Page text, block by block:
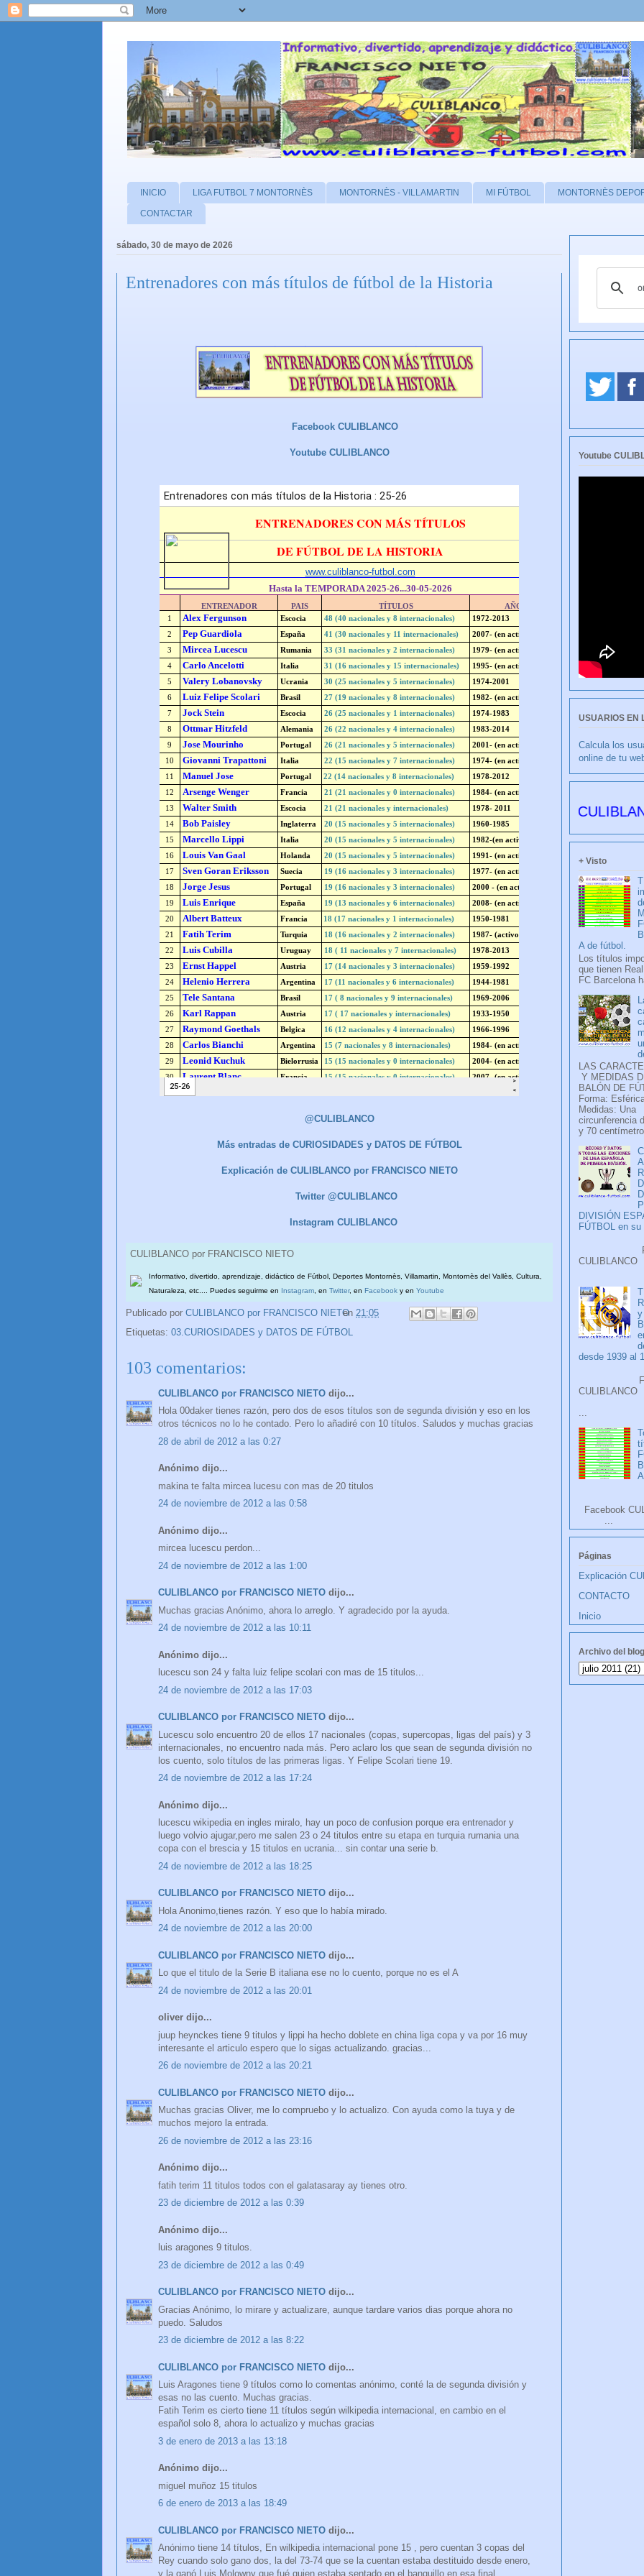
INICIO LIGA FUTBOL 7 MONTORNÈS MONTORNÈS - VILLAMARTIN MI FÚTBOL MONTORNÈS
CONTACTAR
sábado, 30 de mayo de 2026
Entrenadores con más títulos de fútbol de la Historia
Facebook CULIBLANCO
Youtube CULIBLANCO
@CULIBLANCO
Más entradas de CURIOSIDADES y DATOS DE FÚTBOL
Explicación de CULIBLANCO por FRANCISCO NIETO
Twitter @CULIBLANCO
Instagram CULIBLANCO
CULIBLANCO por FRANCISCO NIETO
Informativo, divertido, aprendizaje, didáctico de Fútbol, Deportes Montornès, Villamartin, Montornès del Vallès, Cultura,
Naturaleza, etc.... Puedes seguirme en
Instagram, en Twitter, en Facebook y en Youtube
Publicado por CULIBLANCO por FRANCISCO NIETO
en 21:05
Etiquetas: 03.CURIOSIDADES y DATOS DE FÚTBOL
103 comentarios:
CULIBLANCO por FRANCISCO NIETO dijo...
Hola 00daker tienes razón, pero dos de esos títulos son de segunda división y eso en los
otros técnicos no lo he contado. Pero lo añadiré con 10 títulos. Saludos y muchas gracias
28 de abril de 2012 a las 0:27
Anónimo dijo...
makina te falta mircea lucesu con mas de 20 titulos
24 de noviembre de 2012 a las 0:58
Anónimo dijo...
mircea lucescu perdon...
24 de noviembre de 2012 a las 1:00
CULIBLANCO por FRANCISCO NIETO dijo...
Muchas gracias Anónimo, ahora lo arreglo. Y agradecido por la ayuda.
24 de noviembre de 2012 a las 10:11
Anónimo dijo...
lucescu son 24 y falta luiz felipe scolari con mas de 15 titulos...
24 de noviembre de 2012 a las 17:03
CULIBLANCO por FRANCISCO NIETO dijo...
Lucescu solo encuentro 20 de ellos 17 nacionales (copas, supercopas, ligas del país) y 3
internacionales, no encuentro nada más. Pero aclaro los que sean de segunda división no
los cuento, solo títulos de las primeras ligas. Y Felipe Scolari tiene 19.
24 de noviembre de 2012 a las 17:24
Anónimo dijo...
lucescu wikipedia en ingles miralo, hay un poco de confusion porque era entrenador y
luego volvio ajugar,pero me salen 23 o 24 titulos entre su etapa en turquia rumania una
copa con el brescia y 15 titulos en ucrania... sin contar una serie b.
24 de noviembre de 2012 a las 18:25
CULIBLANCO por FRANCISCO NIETO dijo...
Hola Anonimo,tienes razón. Y eso que lo había mirado.
24 de noviembre de 2012 a las 20:00
CULIBLANCO por FRANCISCO NIETO dijo...
Lo que el titulo de la Serie B italiana ese no lo cuento, porque no es el A
24 de noviembre de 2012 a las 20:01
oliver dijo...
juup heynckes tiene 9 titulos y lippi ha hecho doblete en china liga copa y va por 16 muy
interesante el articulo espero que lo sigas actualizando. gracias...
26 de noviembre de 2012 a las 20:21
CULIBLANCO por FRANCISCO NIETO dijo...
Muchas gracias Oliver, me lo compruebo y lo actualizo. Con ayuda como la tuya y de
muchos mejoro la entrada.
26 de noviembre de 2012 a las 23:16
Anónimo dijo...
fatih terim 11 titulos todos con el galatasaray ay tienes otro.
23 de diciembre de 2012 a las 0:39
Anónimo dijo...
luis aragones 9 titulos.
23 de diciembre de 2012 a las 0:49
CULIBLANCO por FRANCISCO NIETO dijo...
Gracias Anónimo, lo mirare y actualizare, aunque tardare varios dias porque ahora no
puedo. Saludos
23 de diciembre de 2012 a las 8:22
CULIBLANCO por FRANCISCO NIETO dijo...
Luis Aragones tiene 9 títulos como lo comentas anónimo, conté la de segunda división y
esas no las cuento. Muchas gracias.
Fatih Terim es cierto tiene 11 títulos según wilkipedia internacional, en cambio en el
español solo 8, ahora lo actualizo y muchas gracias
3 de enero de 2013 a las 13:18
Anónimo dijo...
miguel muñoz 15 titulos
6 de enero de 2013 a las 18:49
CULIBLANCO por FRANCISCO NIETO dijo...
Anónimo tiene 14 títulos, En wilkipedia internacional pone 15 , pero cuentan 3 copas del
Rey cuando solo gano dos, la del 73-74 que se la cuentan estaba destituido desde enero,
y la ganó Luis Molowny que fué quien estaba sentado en el banquillo en esa final.
Youtube
USUARIOS EN
Calcula los
online de tu
CULIBLANCO
+ Visto
A de fútbol.
Los títulos
que tienen
FC Barcelona
LAS
Y MEDIDAS
BALÓN DE
Forma:
Medidas: Una
circunferencia
y 70
DIVISIÓN
FÚTBOL en su
y
desde 1939 al
Facebook
...
Páginas
Explicación
CONTACTO
Inicio
Archivo del blog